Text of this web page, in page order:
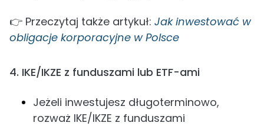
👉 Przeczytaj także artykuł: Jak inwestować w
obligacje korporacyjne w Polsce
4. IKE/IKZE z funduszami lub ETF-ami
Jeżeli inwestujesz długoterminowo,
rozważ IKE/IKZE z funduszami